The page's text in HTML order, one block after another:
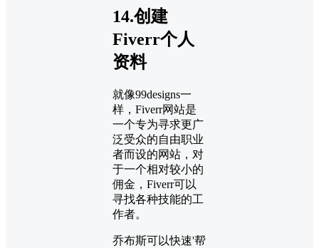
14.创建
Fiverr个人
资料
就像99designs一
样，Fiverr网站是
一个专为寻求更广
泛受众的自由职业
者而设的网站，对
于一个相对较小的
佣金，Fiverr可以
寻找各种技能的工
作者。
乔布斯可以快速'帮